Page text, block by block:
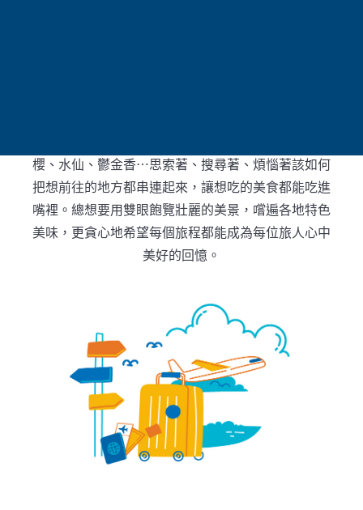
櫻、水仙、鬱金香…思索著、搜尋著、煩惱著該如何
把想前往的地方都串連起來，讓想吃的美食都能吃進
嘴裡。總想要用雙眼飽覽壯麗的美景，嚐遍各地特色
美味，更貪心地希望每個旅程都能成為每位旅人心中
美好的回憶。